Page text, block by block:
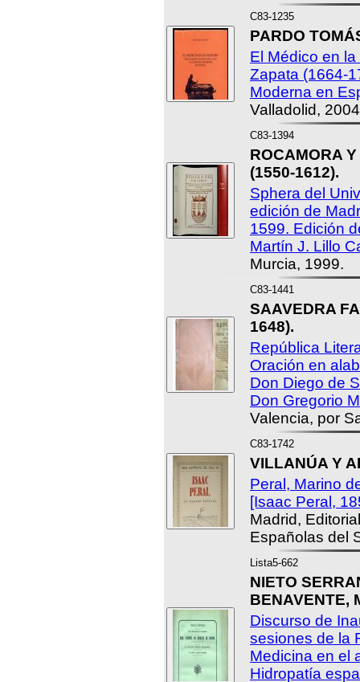
C83-1235
PARDO
El Médico en
Zapata (1664-
Moderna en
Valladolid,
C83-1394
ROCAMORA
(1550-1612).
Sphera del
edición de
1599. Edición
Martín J. Lillo
Murcia, 1999.
C83-1441
SAAVEDRA
1648).
República
Oración en
Don Diego de
Don Gregorio
Valencia, por
C83-1742
VILLANÚA Y
Peral, Marino
[Isaac Peral,
Madrid,
Españolas del
Lista5-662
NIETO
BENAVENTE,
Discurso de
sesiones de la
Medicina en el
Hidropatía